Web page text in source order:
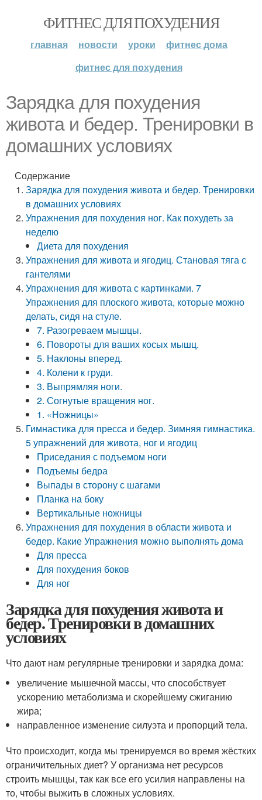
ФИТНЕС ДЛЯ ПОХУДЕНИЯ
главная новости уроки
фитнес дома
фитнес для похудения
Зарядка для похудения
живота и бедер. Тренировки в
домашних условиях
Содержание
Зарядка для похудения живота и бедер. Тренировки
в домашних условиях
Упражнения для похудения ног. Как похудеть за
неделю
Диета для похудения
Упражнения для живота и ягодиц. Становая тяга с
гантелями
Упражнения для живота с картинками. 7
Упражнения для плоского живота, которые можно
делать, сидя на стуле.
7. Разогреваем мышцы.
6. Повороты для ваших косых мышц.
5. Наклоны вперед.
4. Колени к груди.
3. Выпрямляя ноги.
2. Согнутые вращения ног.
1. «Ножницы»
Гимнастика для пресса и бедер. Зимняя гимнастика.
5 упражнений для живота, ног и ягодиц
Приседания с подъемом ноги
Подъемы бедра
Выпады в сторону с шагами
Планка на боку
Вертикальные ножницы
Упражнения для похудения в области живота и
бедер. Какие Упражнения можно выполнять дома
Для пресса
Для похудения боков
Для ног
Зарядка для похудения живота и
бедер. Тренировки в домашних
условиях
Что дают нам регулярные тренировки и зарядка дома:
увеличение мышечной массы, что способствует
ускорению метаболизма и скорейшему сжиганию
жира;
направленное изменение силуэта и пропорций тела.
Что происходит, когда мы тренируемся во время жёстких
ограничительных диет? У организма нет ресурсов
строить мышцы, так как все его усилия направлены на
то, чтобы выжить в сложных условиях.